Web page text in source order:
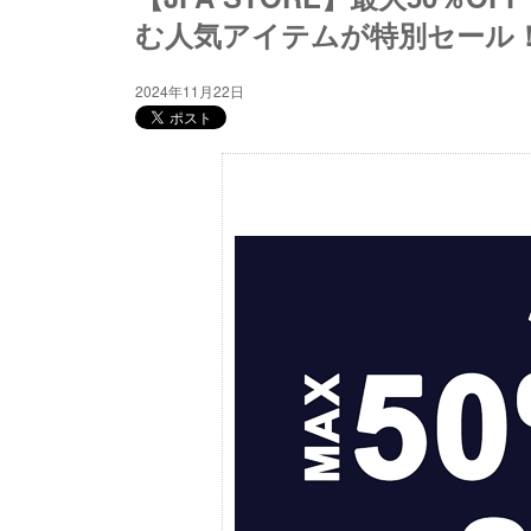
む人気アイテムが特別セール
2024年11月22日